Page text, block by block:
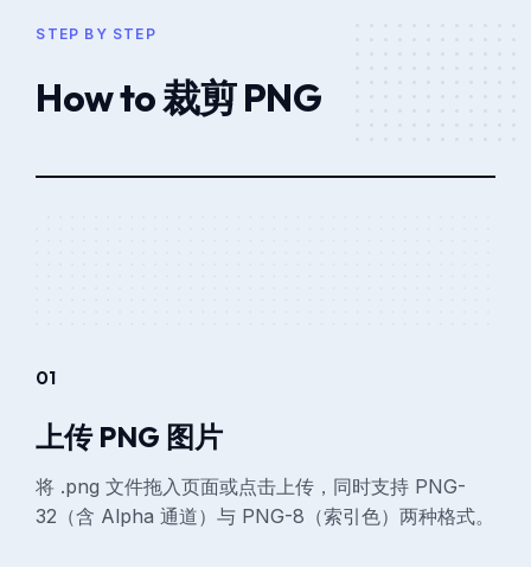
STEP BY STEP
How to 裁剪 PNG
01
上传 PNG 图片
将 .png 文件拖入页面或点击上传，同时支持 PNG-
32（含 Alpha 通道）与 PNG-8（索引色）两种格式。